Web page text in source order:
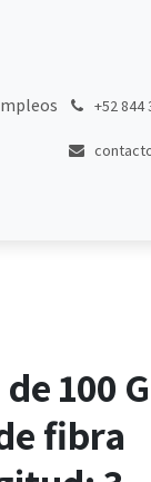
+52 844
100
fibra